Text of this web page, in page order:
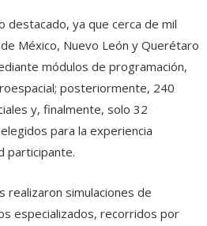
destacado, ya que cerca de mil
México, Nuevo León y Querétaro
módulos de programación,
posteriormente, 240
y, finalmente, solo 32
para la experiencia
participante.
realizaron simulaciones de
especializados, recorridos por